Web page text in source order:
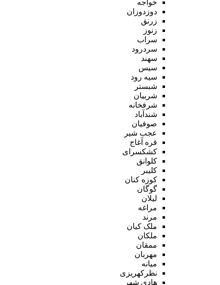
خواجه
دوزدوزان
زرنق
زنوز
سراب
سردرود
سهند
سیس
سیه رود
شبستر
شربیان
شرفخانه
شندآباد
صوفیان
عجب شیر
قره آغاج
کشکسرای
کلوانق
کلیبر
کوزه کنان
گوگان
لیلان
مراغه
مرند
ملک کیان
ملکان
ممقان
مهربان
میانه
نظرکهریزی
هادی شهر